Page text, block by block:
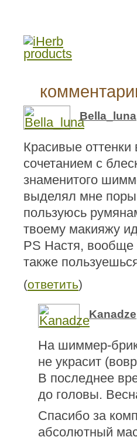
Bella_luna
Красивые
сочетанием с
знаменитого
выделял мне поры
пользуюсь
твоему макияжу
PS Настя, вообще
также
(ответить)
Kanadze
На шиммер-
не украсит
В последнее
до головы.
Спасибо за
абсолютный